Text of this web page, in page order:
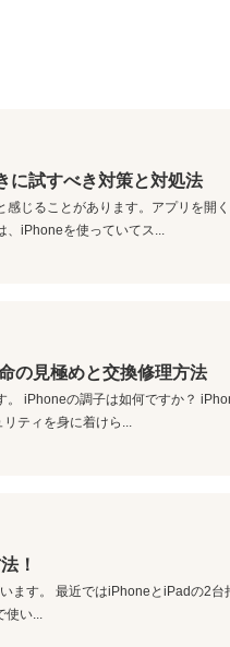
に試すべき対策と対処法
じることがあります。アプリを開
、iPhoneを使っていてス...
の見極めと交換修理方法
iPhoneの調子は如何ですか？
ティを身に着けら...
！
ます。 最近ではiPhoneとiPadの2台
使い...